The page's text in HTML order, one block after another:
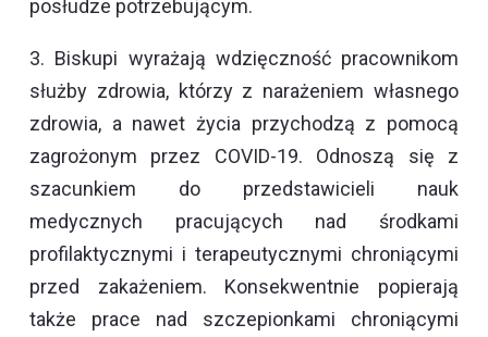
posłudze potrzebującym.
3. Biskupi wyrażają wdzięczność pracownikom
służby zdrowia, którzy z narażeniem własnego
zdrowia, a nawet życia przychodzą z pomocą
zagrożonym przez COVID-19. Odnoszą się z
szacunkiem do przedstawicieli nauk
medycznych pracujących nad środkami
profilaktycznymi i terapeutycznymi chroniącymi
przed zakażeniem. Konsekwentnie popierają
także prace nad szczepionkami chroniącymi